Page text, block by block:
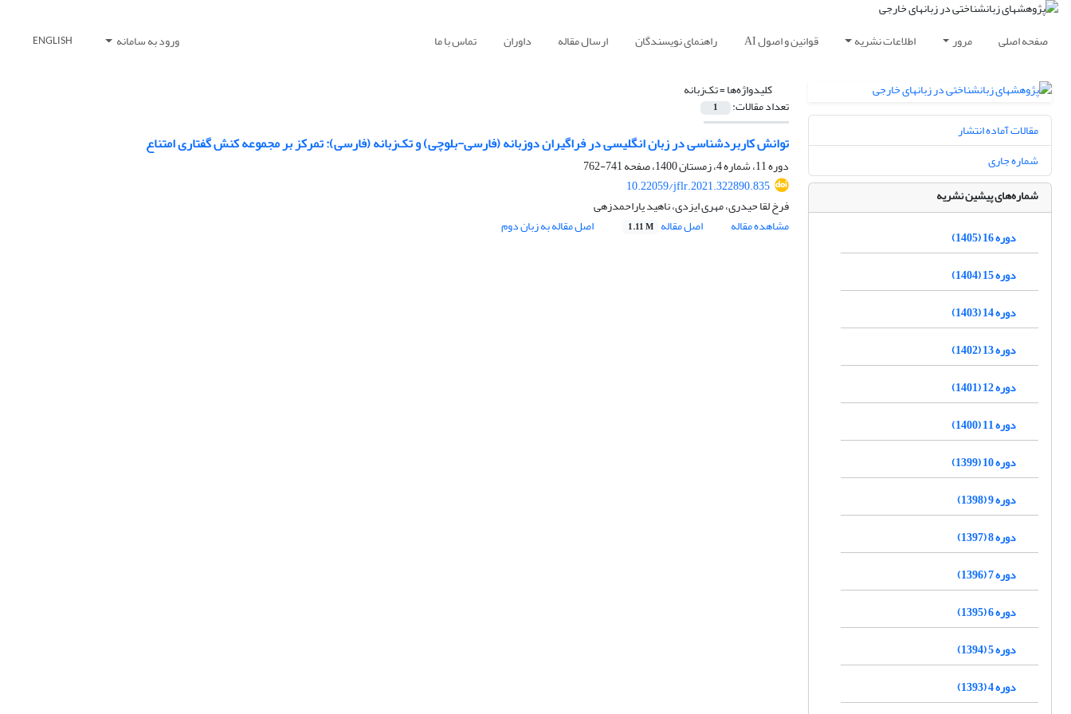
صفحه اصلی مرور اطلاعات نشریه قوانین و اصول AI راهنمای نویسندگان ارسال مقاله داوران تماس با ما ورود به سامانه ENGLISH
کلیدواژه‌ها =تک‌زبانه
تعداد مقالات: 1
توانش کاربرد‌شناسی در زبان انگلیسی در فراگیران دو‌زبانه (فارسی-بلوچی) و تک‌زبانه (فارسی): تمرکز بر مجموعه کنش گفتاری امتناع
دوره 11، شماره 4، زمستان 1400، صفحه
741-762
10.22059/jflr.2021.322890.835
فرخ لقا حیدری، مهری ایزدی، ناهید یار‌احمد‌زهی
مشاهده مقاله
اصل مقاله 1.11 M اصل مقاله به زبان دوم
مقالات آماده انتشار
شماره جاری
شماره‌های پیشین نشریه
دوره 16 (1405)
دوره 15 (1404)
دوره 14 (1403)
دوره 13 (1402)
دوره 12 (1401)
دوره 11 (1400)
دوره 10 (1399)
دوره 9 (1398)
دوره 8 (1397)
دوره 7 (1396)
دوره 6 (1395)
دوره 5 (1394)
دوره 4 (1393)